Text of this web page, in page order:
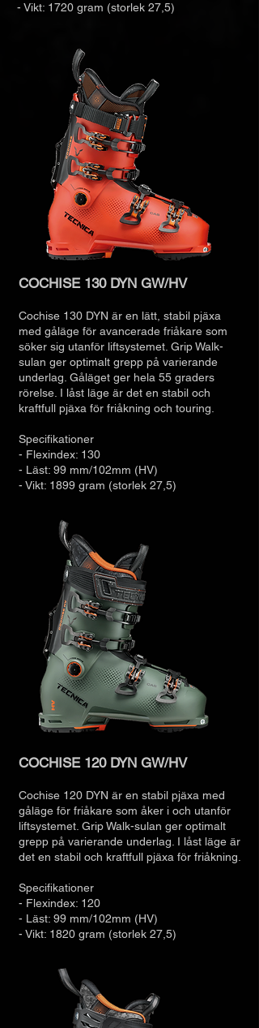
- Vikt: 1720 gram (storlek 27,5)
COCHISE 130 DYN GW/HV
Cochise 130 DYN är en lätt, stabil pjäxa
med gåläge för avancerade friåkare som
söker sig utanför liftsystemet. Grip Walk-
sulan ger optimalt grepp på varierande
underlag. Gåläget ger hela 55 graders
rörelse. I låst läge är det en stabil och
kraftfull pjäxa för friåkning och touring.
Specifikationer
- Flexindex: 130
- Läst: 99 mm/102mm (HV)
- Vikt: 1899 gram (storlek 27,5)
COCHISE 120 DYN GW/HV
Cochise 120 DYN är en stabil pjäxa med
gåläge för friåkare som åker i och utanför
liftsystemet. Grip Walk-sulan ger optimalt
grepp på varierande underlag. I låst läge är
det en stabil och kraftfull pjäxa för friåkning.
Specifikationer
- Flexindex: 120
- Läst: 99 mm/102mm (HV)
- Vikt: 1820 gram (storlek 27,5)